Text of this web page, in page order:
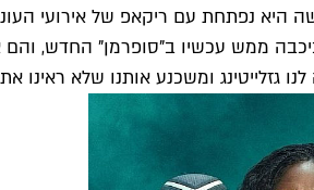
נפתחת עם ריקאפ של אירועי
ממש עכשיו ב"סופרמן" החדש, והם
לנו גזלייטינג ומשכנע אותנו שלא